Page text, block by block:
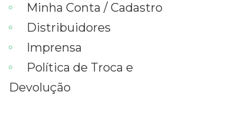
Minha Conta / Cadastro
Distribuidores
Imprensa
Política de Troca e
Devolução